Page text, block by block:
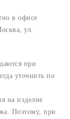
в офисе
ул.
при
уточнить по
на изделие
Поэтому, при